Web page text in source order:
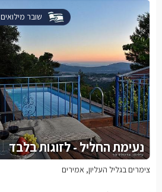
שובר מילואים
נעימת החליל - לזוגות בלבד
צימרים בגליל העליון, אמירים